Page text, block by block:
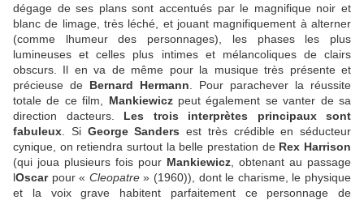
dégage de ses plans sont accentués par le magnifique noir et
blanc de limage, très léché, et jouant magnifiquement à alterner
(comme lhumeur des personnages), les phases les plus
lumineuses et celles plus intimes et mélancoliques de clairs
obscurs. Il en va de même pour la musique très présente et
précieuse de Bernard Hermann . Pour parachever la réussite
totale de ce film, Mankiewiczpeut également se vanter de sa
direction dacteurs. Les trois interprètes principaux sont
fabuleux . Si George Sanders est très crédible en séducteur
cynique, on retiendra surtout la belle prestation de Rex Harrison
(qui joua plusieurs fois pour Mankiewicz , obtenant au passage
lOscarpour « Cleopatre» (1960)), dont le charisme, le physique
et la voix grave habitent parfaitement ce personnage de